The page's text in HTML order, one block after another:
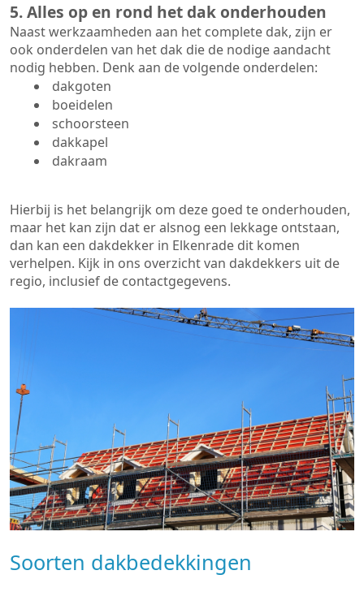
5. Alles op en rond het dak onderhouden
Naast werkzaamheden aan het complete dak, zijn er
ook onderdelen van het dak die de nodige aandacht
nodig hebben. Denk aan de volgende onderdelen:
dakgoten
boeidelen
schoorsteen
dakkapel
dakraam
Hierbij is het belangrijk om deze goed te onderhouden,
maar het kan zijn dat er alsnog een lekkage ontstaan,
dan kan een dakdekker in Elkenrade dit komen
verhelpen. Kijk in ons overzicht van dakdekkers uit de
regio, inclusief de contactgegevens.
Soorten dakbedekkingen